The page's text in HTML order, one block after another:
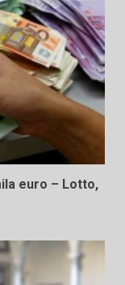
euro – Lotto,